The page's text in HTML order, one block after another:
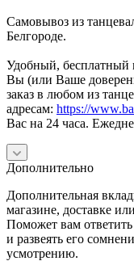
Самовывоз из
Белгороде.
Удобный, бесплатный
Вы (или Ваше
заказ в любом из
адресам: https://
Вас на 24 часа.
Дополнительно
Дополнительная
магазине, доставке
Поможет вам
и развеять его
усмотрению.